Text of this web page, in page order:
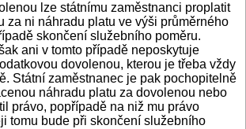
lze státnímu zaměstnanci proplatit
za ni náhradu platu ve výši průměrného
skončení služebního poměru.
ani v tomto případě neposkytuje
dovolenou, kterou je třeba vždy
Státní zaměstnanec je pak pochopitelně
náhradu platu za dovolenou nebo
právo, popřípadě na niž mu právo
tomu bude při skončení služebního